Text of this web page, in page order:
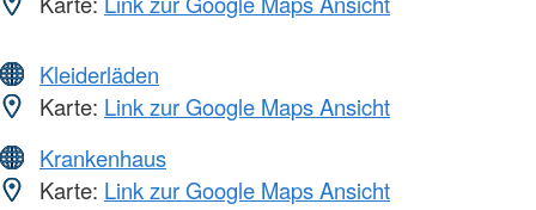
Kleiderläden
Karte: Link zur Google Maps Ansicht
Krankenhaus
Karte: Link zur Google Maps Ansicht